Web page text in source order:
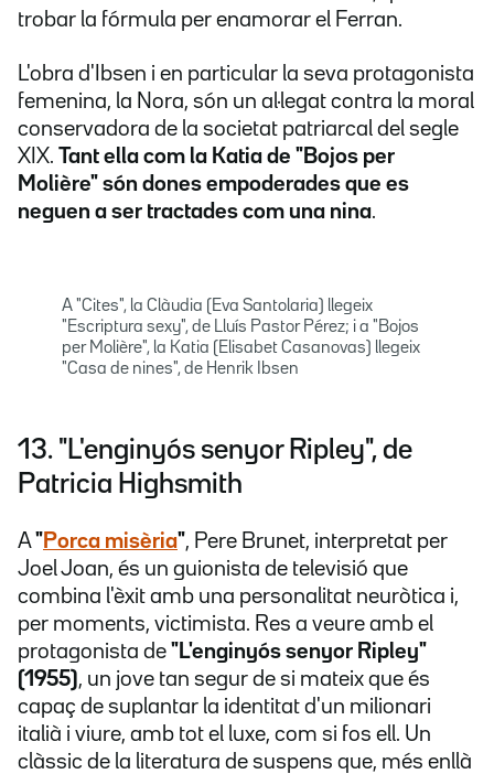
trobar la fórmula per enamorar el Ferran.
L'obra d'Ibsen i en particular la seva protagonista
femenina, la Nora, són un al·legat contra la moral
conservadora de la societat patriarcal del segle
XIX. Tant ella com la Katia de "Bojos per
Molière" són dones empoderades que es
neguen a ser tractades com una nina.
A "Cites", la Clàudia (Eva Santolaria) llegeix
"Escriptura sexy", de Lluís Pastor Pérez; i a "Bojos
per Molière", la Katia (Elisabet Casanovas) llegeix
"Casa de nines", de Henrik Ibsen
13. "L'enginyós senyor Ripley", de
Patricia Highsmith
A"Porca misèria", Pere Brunet, interpretat per
Joel Joan, és un guionista de televisió que
combina l'èxit amb una personalitat neuròtica i,
per moments, victimista. Res a veure amb el
protagonista de "L'enginyós senyor Ripley"
(1955), un jove tan segur de si mateix que és
capaç de suplantar la identitat d'un milionari
italià i viure, amb tot el luxe, com si fos ell. Un
clàssic de la literatura de suspens que, més enllà